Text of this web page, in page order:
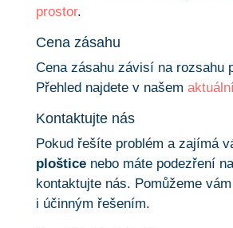
prostor.
Cena zásahu
Cena zásahu závisí na rozsahu
Přehled najdete v našem
Kontaktujte nás
Pokud řešíte problém a zajímá
plošticenebo máte podezření
kontaktujte nás. Pomůžeme
i účinným řešením.